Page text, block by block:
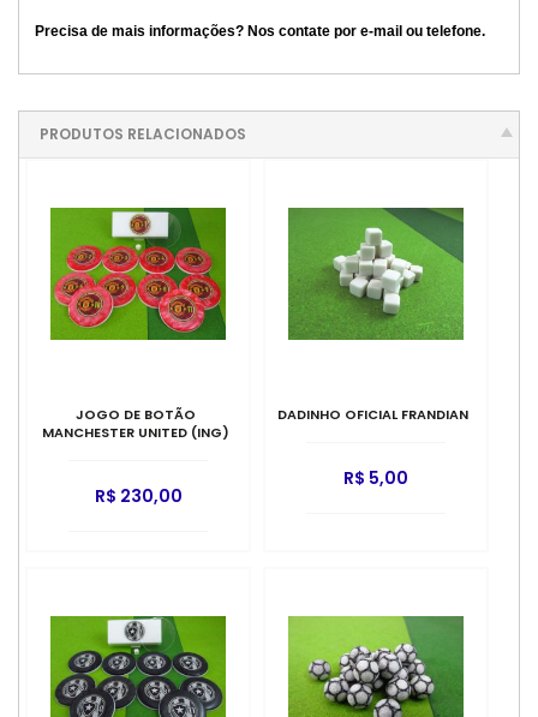
Precisa de mais informações? Nos contate por e-mail ou telefone.
PRODUTOS RELACIONADOS
JOGO DE BOTÃO
MANCHESTER UNITED (ING)
R$ 230,00
DADINHO OFICIAL FRANDIAN
R$ 5,00